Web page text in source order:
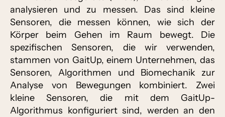
analysieren und zu messen. Das sind kleine
Sensoren, die messen können, wie sich der
Körper beim Gehen im Raum bewegt. Die
spezifischen Sensoren, die wir verwenden,
stammen von GaitUp, einem Unternehmen, das
Sensoren, Algorithmen und Biomechanik zur
Analyse von Bewegungen kombiniert. Zwei
kleine Sensoren, die mit dem GaitUp-
Algorithmus konfiguriert sind, werden an den